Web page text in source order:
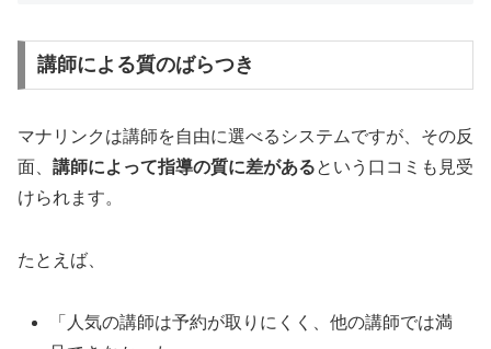
講師による質のばらつき
マナリンクは講師を自由に選べるシステムですが、その反
面、 講師によって指導の質に差があるという口コミも見受
けられます。
たとえば、
「人気の講師は予約が取りにくく、他の講師では満